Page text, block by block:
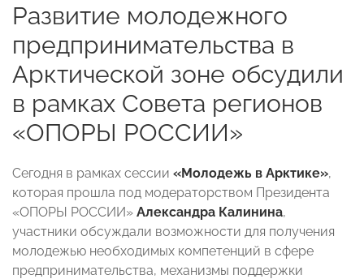
Развитие молодежного
предпринимательства в
Арктической зоне обсудили
в рамках Совета регионов
«ОПОРЫ РОССИИ»
Сегодня в рамках сессии «Молодежь в Арктике»,
которая прошла под модераторством Президента
«ОПОРЫ РОССИИ» Александра Калинина,
участники обсуждали возможности для получения
молодежью необходимых компетенций в сфере
предпринимательства, механизмы поддержки